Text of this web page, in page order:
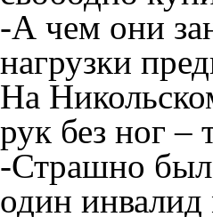
-А чем они
нагрузки
На
рук без ног –
-Страшно
один